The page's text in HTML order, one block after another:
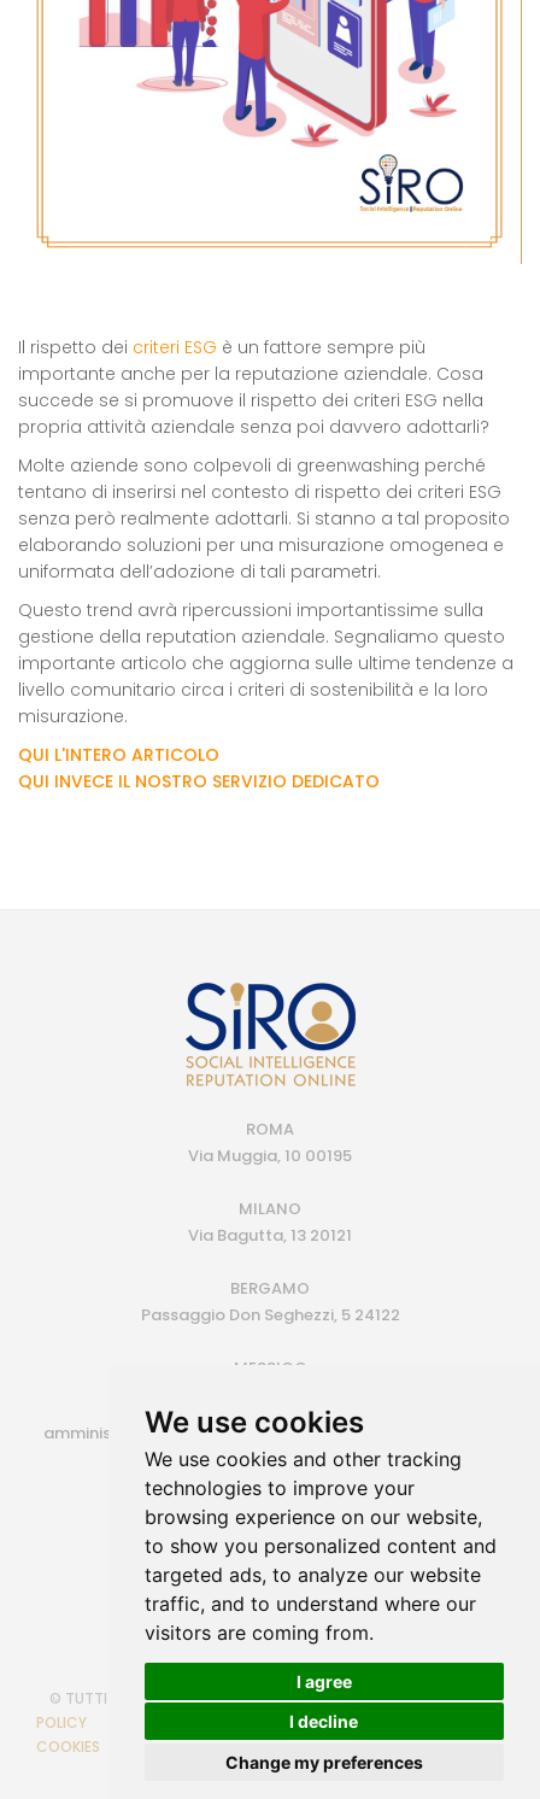
We use cookies
We use cookies and other tracking
technologies to improve your
browsing experience on our website,
to show you personalized content and
targeted ads, to analyze our website
traffic, and to understand where our
visitors are coming from.
I agree
I decline
Change my preferences
Il rispetto dei criteri ESG è un fattore sempre più
importante anche per la reputazione aziendale. Cosa
succede se si promuove il rispetto dei criteri ESG nella
propria attività aziendale senza poi davvero adottarli?
Molte aziende sono colpevoli di greenwashing perché
tentano di inserirsi nel contesto di rispetto dei criteri ESG
senza però realmente adottarli. Si stanno a tal proposito
elaborando soluzioni per una misurazione omogenea e
uniformata dell’adozione di tali parametri.
Questo trend avrà ripercussioni importantissime sulla
gestione della reputation aziendale. Segnaliamo questo
importante articolo che aggiorna sulle ultime tendenze a
livello comunitario circa i criteri di sostenibilità e la loro
misurazione.
QUI L'INTERO ARTICOLO
QUI INVECE IL NOSTRO SERVIZIO DEDICATO
ROMA
Via Muggia, 10 00195
MILANO
Via Bagutta, 13 20121
BERGAMO
Passaggio Don Seghezzi, 5 24122
MESSICO
amministrazione@siroconsulting.com | +39.335.6409500
P.IVA 14725801006
© TUTTI I DIRITTI RISERVATI COOKIE POLICY
PRIVACY
POLICY
POLITICA PARITA' DI GENERE
COOKIES
Powered bySIRO Consultingthrough Web Engine
Technology VIDA CMS 3.0